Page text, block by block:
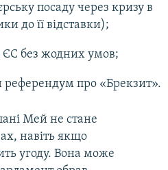
посаду через кризу в
до її відставки);
ЄС без жодних умов;
референдум про «Брекзит».
Мей не стане
навіть якщо
угоду. Вона може